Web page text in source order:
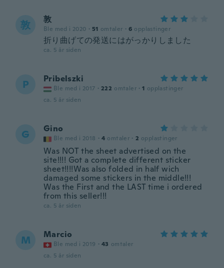
敦 敦
Ble med i 2020 · 51 omtaler · 6 opplastinger
折り曲げての発送にはがっかりしました
ca. 5 år siden
P Pribelszki
Ble med i 2017 · 222 omtaler · 1 opplastinger
ca. 5 år siden
G Gino
Ble med i 2018 · 4 omtaler · 2 opplastinger
Was NOT the sheet advertised on the
site!!!! Got a complete different sticker
sheet!!!!Was also folded in half wich
damaged some stickers in the middle!!!
Was the First and the LAST time i ordered
from this seller!!!
ca. 5 år siden
M Marcio
Ble med i 2019 · 43 omtaler
ca. 5 år siden